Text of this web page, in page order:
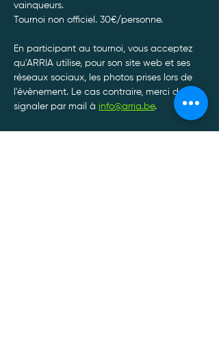
vainqueurs.
Tournoi non officiel. 30€/personne.
En participant au tournoi, vous acceptez
qu'ARRIA utilise, pour son site web et ses
réseaux sociaux, les photos prises lors de
l'évènement. Le cas contraire, merci de le
signaler par mail à info@arria.be.